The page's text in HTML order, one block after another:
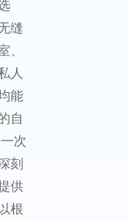
缝
、
人
能
自
次
刻
供
根